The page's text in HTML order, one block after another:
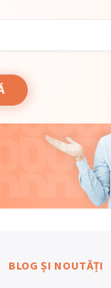
BLOG ȘI NOUTĂȚI